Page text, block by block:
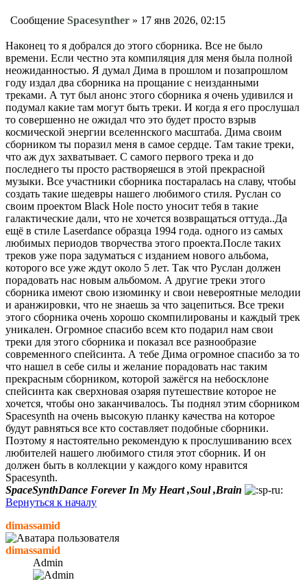
Сообщение Spacesynther » 17 янв 2026, 02:15
Наконец то я добрался до этого сборника. Все не было
времени. Если честно эта компиляция для меня была полной
неожиданностью. Я думал Дима в прошлом и позапрошлом
году издал два сборника на прощание с неизданными
треками. А тут был анонс этого сборника я очень удивился и
подумал какие там могут быть треки. И когда я его прослушал
то совершенно не ожидал что это будет просто взрыв
космической энергии вселеннского масштаба. Дима своим
сборником ты поразил меня в самое сердце. Там такие треки,
что аж дух захватывает. С самого первого трека и до
последнего ты просто растворяешся в этой прекрасной
музыки. Все участники сборника постаралась на славу, чтобы
создать такие шедевры нашего любимого стиля. Руслан со
своим проектом Black Hole посто уносит тебя в такие
галактические дали, что не хочется возвращаться оттуда..Да
ещё в стиле Laserdance образца 1994 года. одного из самых
любимых периодов творчества этого проекта.После таких
треков уже пора задуматься с изданием нового альбома,
которого все уже ждут около 5 лет. Так что Руслан должен
порадовать нас новым альбомом. А другие треки этого
сборника имеют свою изюминку и свои невероятные мелодии
и аранжировки, что не знаешь за что зацепиться. Все треки
этого сборника очень хорошо скомпилированы и каждый трек
уникален. Огромное спасибо всем кто подарил нам свои
треки для этого сборника и показал все разнообразие
современного спейсинта. А тебе Дима огромное спасибо за то
что нашел в себе силы и желание порадовать нас таким
прекрасным сборником, которой зажёгся на небосклоне
спейсинта как сверхновая озаряя путешествие которое не
хочется, чтобы оно заканчивалось. Ты поднял этим сборником
Spacesynth на очень высокую планку качества на которое
будут равняться все кто составляет подобные сборники.
Поэтому я настоятельно рекомендую к прослушиванию всех
любителей нашего любимого стиля этот сборник. И он
должен быть в коллекции у каждого кому нравится
Spacesynth.
SpaceSynthDance Forever In My Heart ,Soul ,Brain
Вернуться к началу
dimassamid
dimassamid
Admin